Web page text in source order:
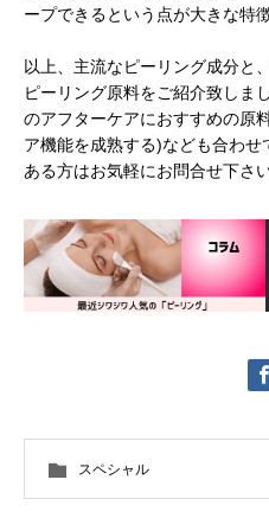
ープできるという点が大きな特徴
以上、主流なピーリング成分と
ピーリング原料をご紹介致しま
のアフターケアにおすすめの原
ア機能を成熟する)なども合わ
ある方はお気軽にお問合せ下さい
スペシャル